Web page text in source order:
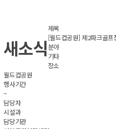
새소식
제목
[월드컵공원] 제2파크골
분야
기타
장소
월드컵공원
행사기간
~
담당자
시설과
담당기관